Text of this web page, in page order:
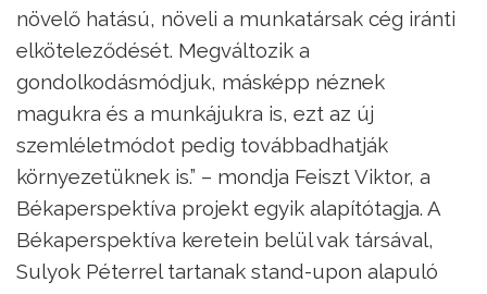
növelő hatású, növeli a munkatársak cég iránti
elköteleződését. Megváltozik a
gondolkodásmódjuk, másképp néznek
magukra és a munkájukra is, ezt az új
szemléletmódot pedig továbbadhatják
környezetüknek is.” – mondja Feiszt Viktor, a
Békaperspektíva projekt egyik alapítótagja. A
Békaperspektíva keretein belül vak társával,
Sulyok Péterrel tartanak stand-upon alapuló